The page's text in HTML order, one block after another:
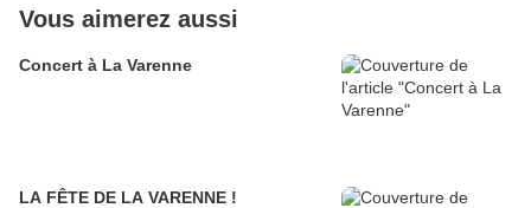
Vous aimerez aussi
Concert à La Varenne
LA FÊTE DE LA VARENNE !